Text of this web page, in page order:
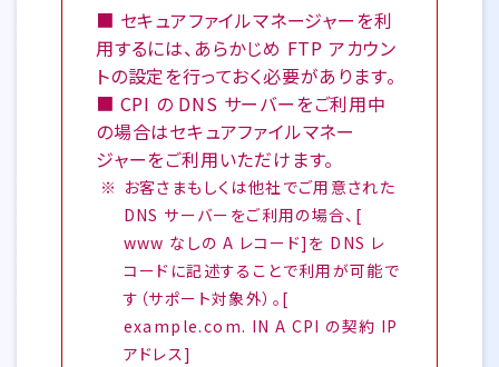
■ セキュアファイルマネージャーを利
用するには、あらかじめ FTP アカウン
トの設定を行っておく必要があります。
■ CPI の DNS サーバーをご利用中
の場合はセキュアファイルマネー
ジャーをご利用いただけます。
お客さまもしくは他社でご用意された
DNS サーバーをご利用の場合、[
www なしの A レコード]を DNS レ
コードに記述することで利用が可能で
す（サポート対象外）。[
example.com. IN A CPI の契約 IP
アドレス]